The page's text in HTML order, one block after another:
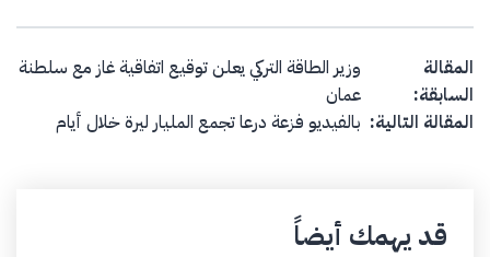
Post navigation
المقالة
السابقة:
وزير الطاقة التركي يعلن توقيع اتفاقية غاز مع سلطنة
عمان
المقالة التالية: بالفيديو فزعة درعا تجمع المليار ليرة خلال أيام
قد يهمك أيضاً